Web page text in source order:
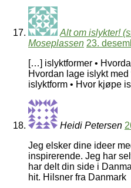
Alt om islykter!
Moseplassen 23.
[…] islyktformer •
Hvordan lage islykt
islyktform • Hvor kjøpe
Heidi Petersen
Jeg elsker dine ideer
inspirerende. Jeg har
har delt din side i
hit. Hilsner fra Danmark